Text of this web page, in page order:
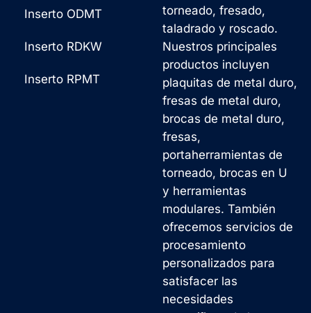
torneado, fresado,
taladrado y roscado.
Nuestros principales
productos incluyen
plaquitas de metal duro,
fresas de metal duro,
brocas de metal duro,
fresas,
portaherramientas de
torneado, brocas en U
y herramientas
modulares. También
ofrecemos servicios de
procesamiento
personalizados para
satisfacer las
necesidades
Inserto ODMT
Inserto RDKW
Inserto RPMT